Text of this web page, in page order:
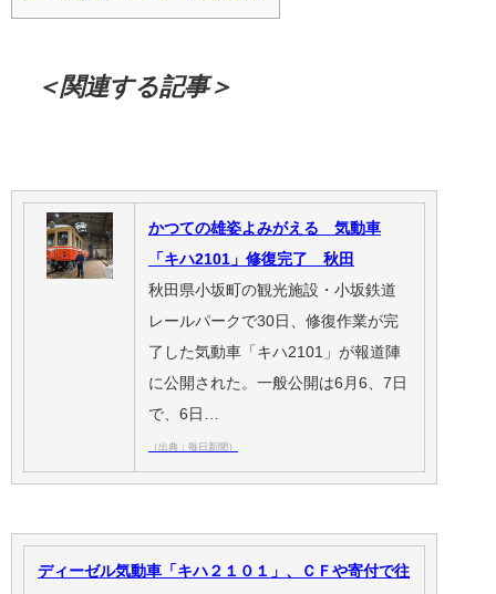
＜関連する記事＞
かつての雄姿よみがえる 気動車
「キハ2101」修復完了 秋田
秋田県小坂町の観光施設・小坂鉄道
レールパークで30日、修復作業が完
了した気動車「キハ2101」が報道陣
に公開された。一般公開は6月6、7日
で、6日…
（出典：毎日新聞）
ディーゼル気動車「キハ２１０１」、ＣＦや寄付で往